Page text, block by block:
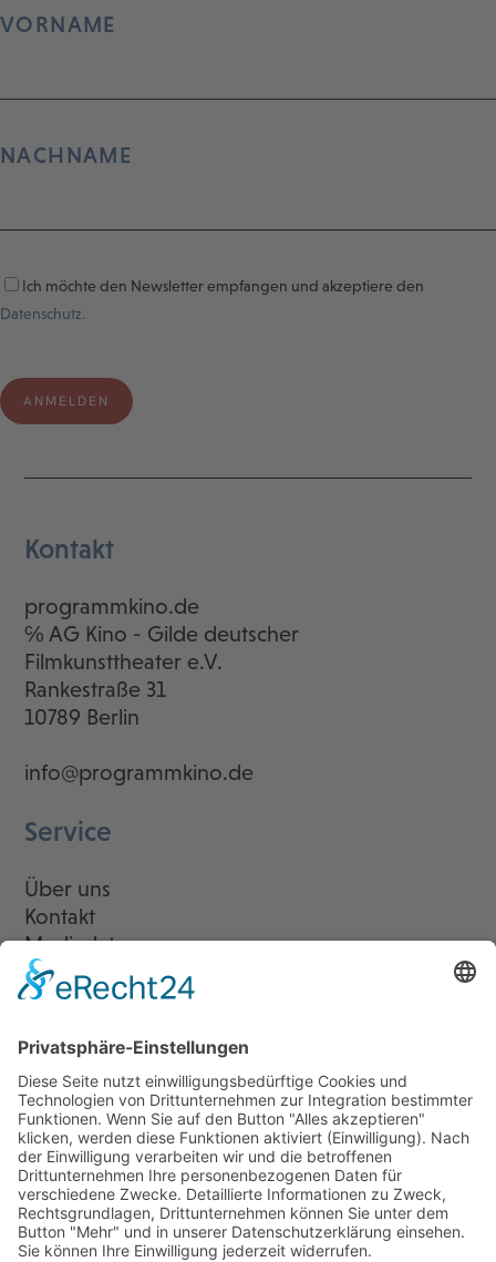
VORNAME
NACHNAME
Ich möchte den Newsletter empfangen und akzeptiere den
Datenschutz.
Kontakt
programmkino.de
℅ AG Kino - Gilde deutscher
Filmkunsttheater e.V.
Rankestraße 31
10789 Berlin
info@programmkino.de
Service
Über uns
Kontakt
Mediadaten
Newsletter
LogIn
Legal
Impressum
Datenschutzerklärung
Cookie-Einstellungen